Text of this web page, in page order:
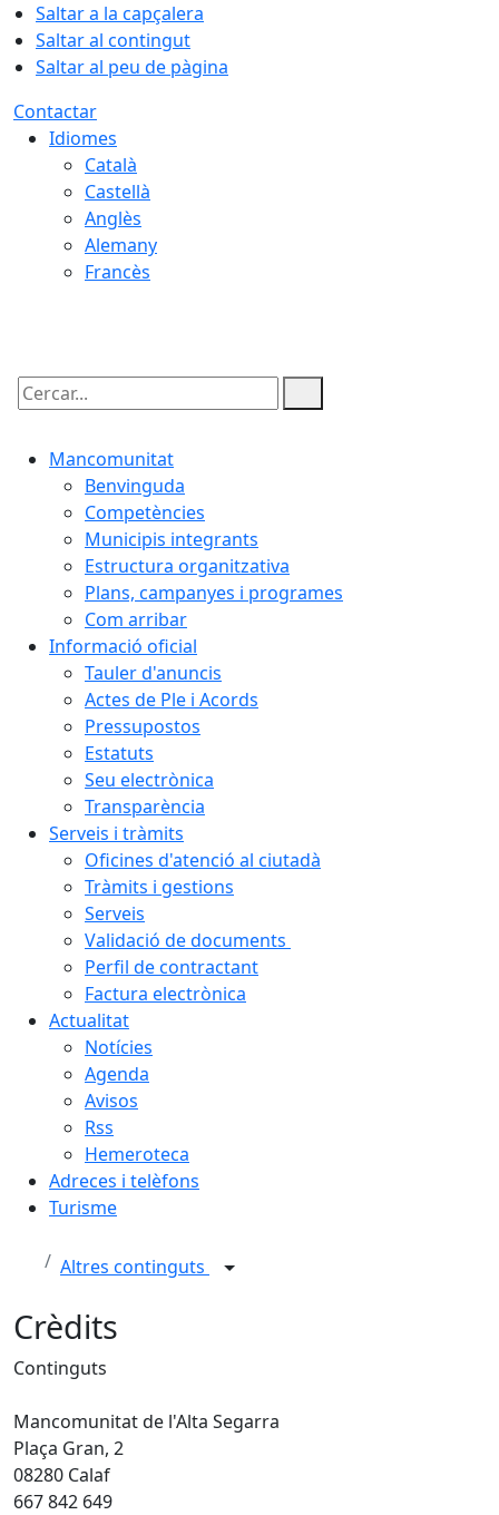
Saltar a la capçalera
Saltar al contingut
Saltar al peu de pàgina
Contactar
Idiomes
Català
Castellà
Anglès
Alemany
Francès
Cercar:
Mancomunitat
Benvinguda
Competències
Municipis integrants
Estructura organitzativa
Plans, campanyes i programes
Com arribar
Informació oficial
Tauler d'anuncis
Actes de Ple i Acords
Pressupostos
Estatuts
Seu electrònica
Transparència
Serveis i tràmits
Oficines d'atenció al ciutadà
Tràmits i gestions
Serveis
Validació de documents
Perfil de contractant
Factura electrònica
Actualitat
Notícies
Agenda
Avisos
Rss
Hemeroteca
Adreces i telèfons
Turisme
Altres continguts
Crèdits
Continguts
Mancomunitat de l'Alta Segarra
Plaça Gran, 2
08280 Calaf
667 842 649